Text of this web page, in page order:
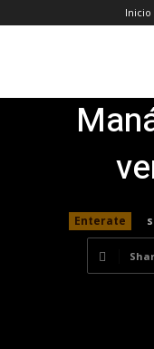
Inicio
JEFA
Enterate